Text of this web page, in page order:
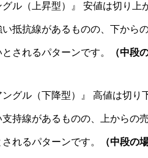
グル（上昇型）』 安値は切り
抵抗線があるものの、下から
されるパターンです。 （中段
ングル（下降型）』 高値は切
持線があるものの、上からの
れるパターンです。 （中段の